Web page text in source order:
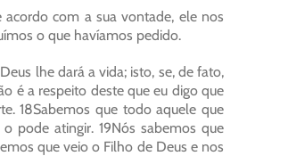
acordo com a sua vontade, ele nos
o que havíamos pedido.
lhe dará a vida; isto, se, de fato,
é a respeito deste que eu digo que
18Sabemos que todo aquele que
pode atingir. 19Nós sabemos que
que veio o Filho de Deus e nos